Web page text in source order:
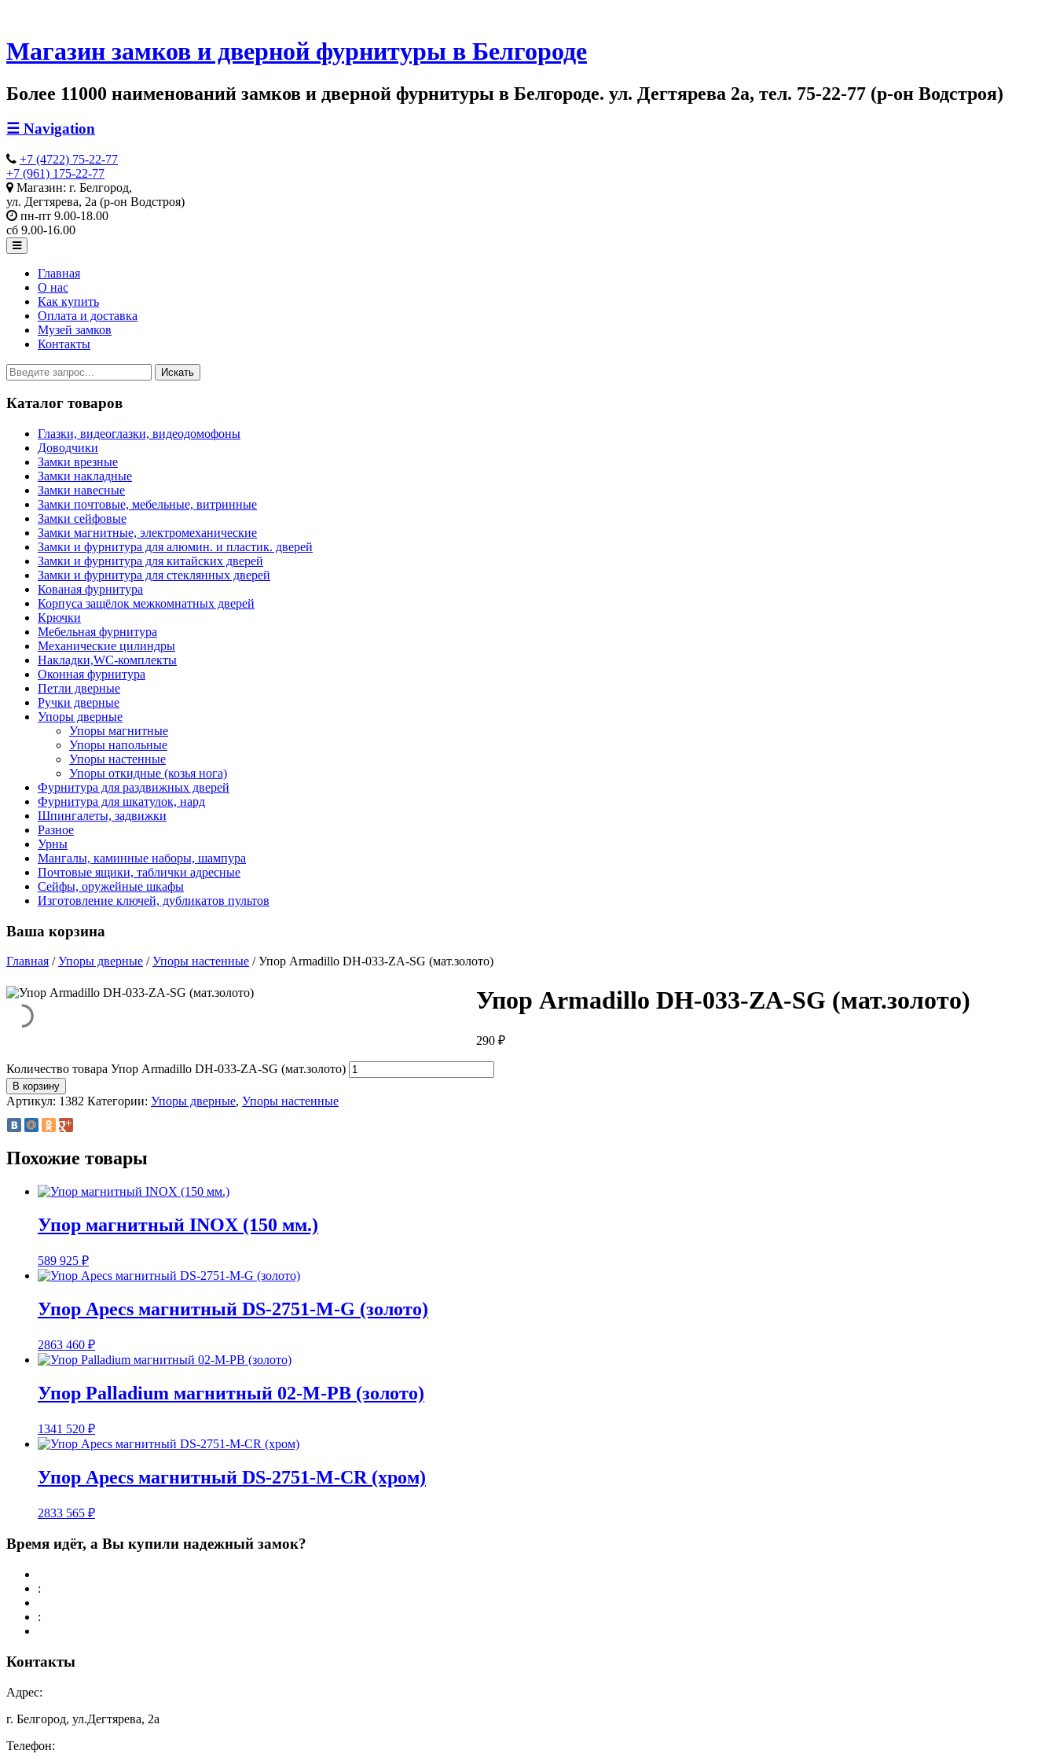
Магазин замков и дверной фурнитуры в Белгороде
Более 11000 наименований замков и дверной фурнитуры в Белгороде. ул. Дегтярева 2а, тел. 75-22-77 (р-он Водстроя)
☰ Navigation
+7 (4722) 75-22-77
+7 (961) 175-22-77
Магазин: г. Белгород,
ул. Дегтярева, 2а (р-он Водстроя)
пн-пт 9.00-18.00
сб 9.00-16.00
Главная
О нас
Как купить
Оплата и доставка
Музей замков
Контакты
Каталог товаров
Глазки, видеоглазки, видеодомофоны
Доводчики
Замки врезные
Замки накладные
Замки навесные
Замки почтовые, мебельные, витринные
Замки сейфовые
Замки магнитные, электромеханические
Замки и фурнитура для алюмин. и пластик. дверей
Замки и фурнитура для китайских дверей
Замки и фурнитура для стеклянных дверей
Кованая фурнитура
Корпуса защёлок межкомнатных дверей
Крючки
Мебельная фурнитура
Механические цилиндры
Накладки,WC-комплекты
Оконная фурнитура
Петли дверные
Ручки дверные
Упоры дверные
Упоры магнитные
Упоры напольные
Упоры настенные
Упоры откидные (козья нога)
Фурнитура для раздвижных дверей
Фурнитура для шкатулок, нард
Шпингалеты, задвижки
Разное
Урны
Мангалы, каминные наборы, шампура
Почтовые ящики, таблички адресные
Сейфы, оружейные шкафы
Изготовление ключей, дубликатов пультов
Ваша корзина
Главная / Упоры дверные / Упоры настенные / Упор Armadillo DH-033-ZA-SG (мат.золото)
Упор Armadillo DH-033-ZA-SG (мат.золото)
290 ₽
Количество товара Упор Armadillo DH-033-ZA-SG (мат.золото)
В корзину
Артикул: 1382 Категории: Упоры дверные, Упоры настенные
Похожие товары
Упор магнитный INOX (150 мм.)
589 925 ₽
Упор Apecs магнитный DS-2751-M-G (золото)
2863 460 ₽
Упор Palladium магнитный 02-M-PB (золото)
1341 520 ₽
Упор Apecs магнитный DS-2751-M-CR (хром)
2833 565 ₽
Время идёт, а Вы купили надежный замок?
:
:
Контакты
Адрес:
г. Белгород, ул.Дегтярева, 2а
Телефон: